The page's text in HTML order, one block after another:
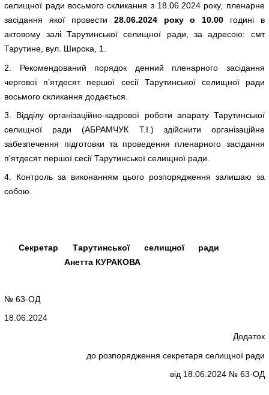
селищної ради восьмого скликання з 18.06.2024 року, пленарне
засідання якої провести 28.06.2024 року о 10.00 годині в
актовому залі Тарутинської селищної ради, за адресою: смт
Тарутине, вул. Широка, 1.
2. Рекомендований порядок денний пленарного засідання
чергової п’ятдесят першої сесії Тарутинської селищної ради
восьмого скликання додається.
3. Відділу організаційно-кадрової роботи апарату Тарутинської
селищної ради (АБРАМЧУК Т.І.) здійснити організаційне
забезпечення підготовки та проведення пленарного засідання
п’ятдесят першої сесії Тарутинської селищної ради.
4. Контроль за виконанням цього розпорядження залишаю за
собою.
Секретар Тарутинської селищної ради
Анетта КУРАКОВА
№ 63-ОД
18.06.2024
Додаток
до розпорядження секретаря селищної ради
від 18.06.2024 № 63-ОД